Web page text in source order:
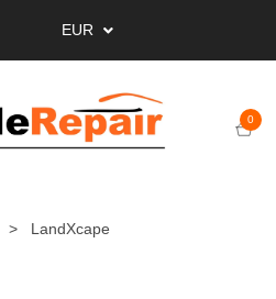
EUR
0
LandXcape